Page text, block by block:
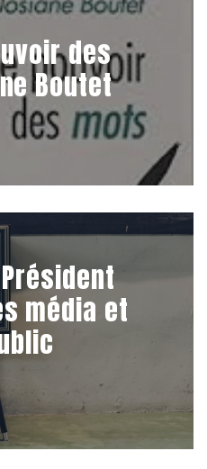
des
Boutet
média et